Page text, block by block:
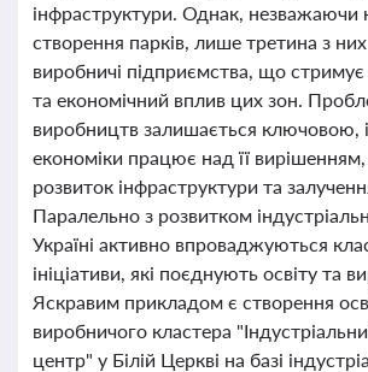
інфраструктури. Однак, незважаючи
створення парків, лише третина з
виробничі підприємства, що стримує
та економічний вплив цих зон.
виробництв залишається ключовою,
економіки працює над її
розвиток інфраструктури та
Паралельно з розвитком
Україні активно впроваджуються
ініціативи, які поєднують освіту та
Яскравим прикладом є створення
виробничого кластера
центр" у Білій Церкві на базі